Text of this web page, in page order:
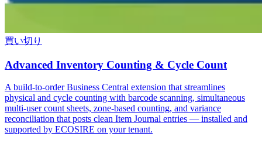
買い切り
Advanced Inventory Counting & Cycle Count
A build-to-order Business Central extension that streamlines
physical and cycle counting with barcode scanning, simultaneous
multi-user count sheets, zone-based counting, and variance
reconciliation that posts clean Item Journal entries — installed and
supported by ECOSIRE on your tenant.